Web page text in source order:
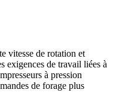
vitesse de rotation et
exigences de travail liées à
à pression
de forage plus